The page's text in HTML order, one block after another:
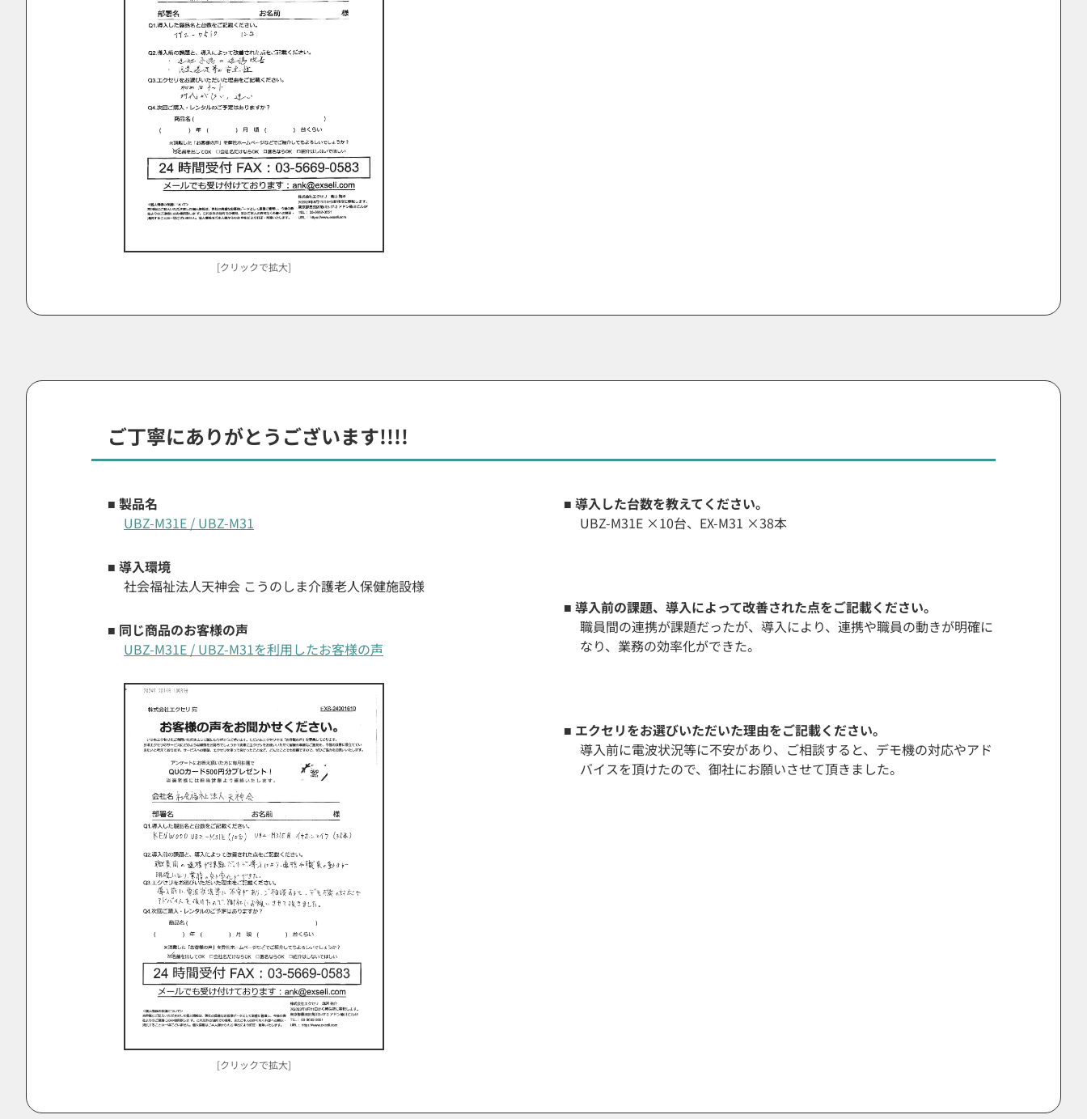
[クリックで拡大]
ご丁寧にありがとうございます!!!!
■ 製品名
UBZ-M31E / UBZ-M31
■ 導入環境
社会福祉法人天神会 こうのしま介護老人保健施設様
■ 同じ商品のお客様の声
UBZ-M31E / UBZ-M31を利用したお客様の声
[クリックで拡大]
■ 導入した台数を教えてください。
UBZ-M31E ×10台、EX-M31 ×38本
■ 導入前の課題、導入によって改善された点をご記載ください。
職員間の連携が課題だったが、導入により、連携や職員の動きが明確に
なり、業務の効率化ができた。
■ エクセリをお選びいただいた理由をご記載ください。
導入前に電波状況等に不安があり、ご相談すると、デモ機の対応やアド
バイスを頂けたので、御社にお願いさせて頂きました。